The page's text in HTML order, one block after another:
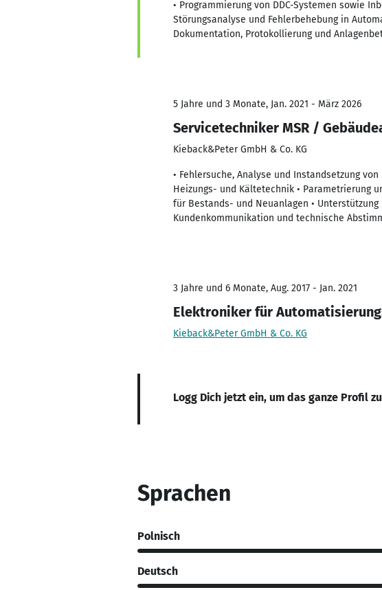
• Programmierung von DDC-Systemen sowie
Störungsanalyse und Fehlerbehebung in
Dokumentation, Protokollierung und
5 Jahre und 3 Monate, Jan. 2021 - März 2026
Servicetechniker MSR /
Kieback&Peter GmbH & Co. KG
• Fehlersuche, Analyse und Instandsetzung
Heizungs- und Kältetechnik • Parametrierung
für Bestands- und Neuanlagen •
Kundenkommunikation und technische
3 Jahre und 6 Monate, Aug. 2017 - Jan. 2021
Elektroniker für
Kieback&Peter GmbH & Co. KG
Logg Dich jetzt ein, um das ganze Profil
Sprachen
Polnisch
Deutsch